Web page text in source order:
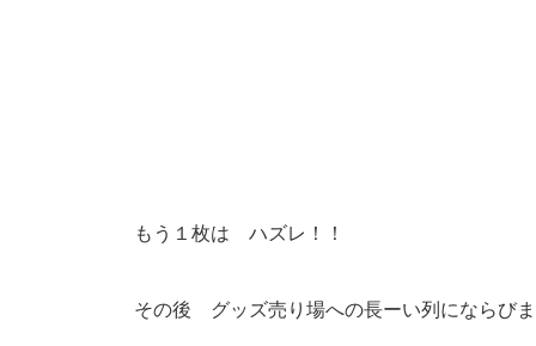
もう１枚は ハズレ！！
その後 グッズ売り場への長ーい列にならび